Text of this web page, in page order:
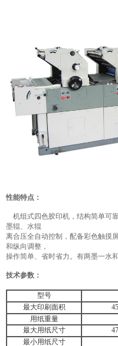
性能特点：
机组式四色胶印机，结构简单可
墨辊、水辊
离合压全自动控制，配备彩色触摸
和纵向调整，
操作简单、省时省力。 有两墨一水
技术参数：
型号
最大印刷面积
用纸重量
最大用纸尺寸
最小用纸尺寸